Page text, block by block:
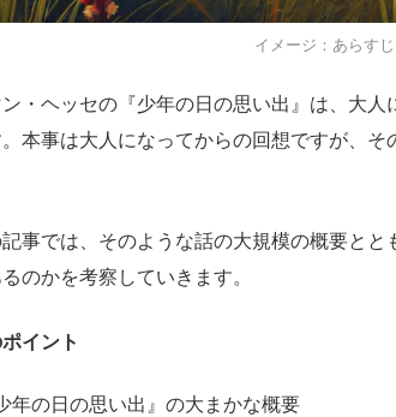
イメージ：あらす
・ヘッセの『少年の日の思い出』は、大
本事は大人になってからの回想ですが、
事では、そのような話の大規模の概要と
のかを考察していきます。
イント
年の日の思い出』の大まかな概要